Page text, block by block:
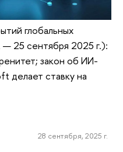
глобальных
25 сентября 2025 г.):
закон об ИИ-
делает ставку на
28 сентября, 2025 г.